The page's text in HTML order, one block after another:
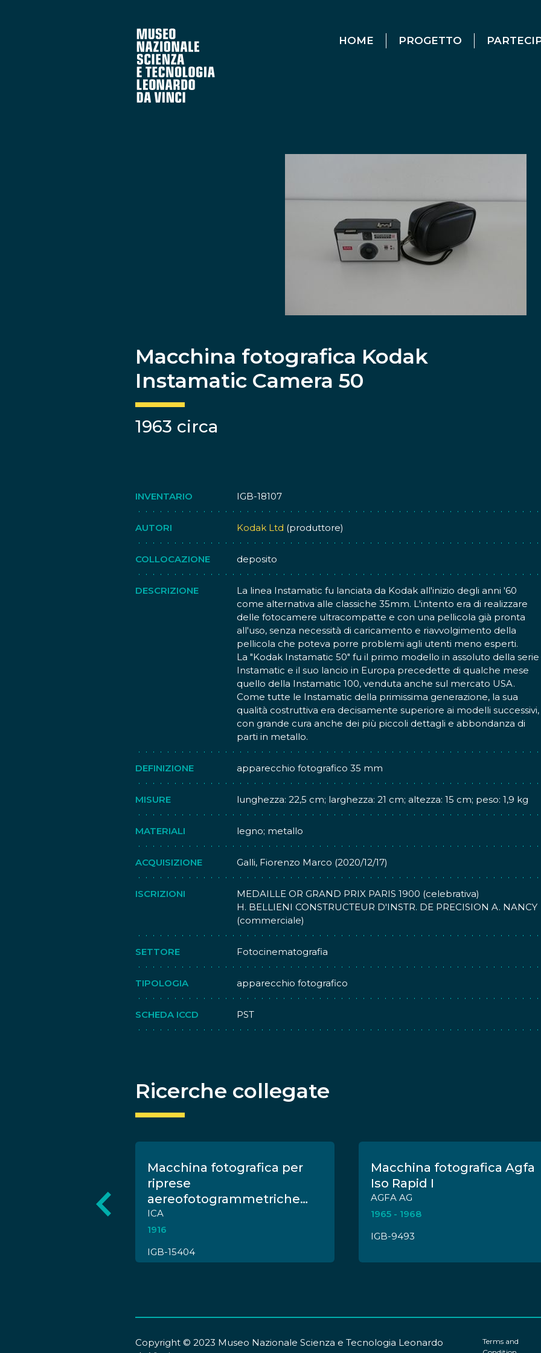
HOME PROGETTO
Macchina fotografica Kodak
Instamatic Camera 50
1963 circa
INVENTARIO IGB-18107
AUTORI Kodak Ltd (produttore)
COLLOCAZIONE deposito
DESCRIZIONE
La linea Instamatic fu lanciata da Kodak all'inizio degli anni '60
come alternativa alle classiche 35mm. L'intento era di realizzare
delle fotocamere ultracompatte e con una pellicola già pronta
all'uso, senza necessità di caricamento e riavvolgimento della
pellicola che poteva porre problemi agli utenti meno esperti.
La "Kodak Instamatic 50" fu il primo modello in assoluto della serie
Instamatic e il suo lancio in Europa precedette di qualche mese
quello della Instamatic 100, venduta anche sul mercato USA.
Come tutte le Instamatic della primissima generazione, la sua
qualità costruttiva era decisamente superiore ai modelli successivi,
con grande cura anche dei più piccoli dettagli e abbondanza di
parti in metallo.
DEFINIZIONE apparecchio fotografico 35 mm
MISURE lunghezza: 22,5 cm; larghezza: 21 cm; altezza: 15 cm; peso: 1,9 kg
MATERIALI legno; metallo
ACQUISIZIONE Galli, Fiorenzo Marco (2020/12/17)
ISCRIZIONI
MEDAILLE OR GRAND PRIX PARIS 1900 (celebrativa)
H. BELLIENI CONSTRUCTEUR D'INSTR. DE PRECISION A. NANCY
(commerciale)
SETTORE Fotocinematografia
TIPOLOGIA apparecchio fotografico
SCHEDA ICCD PST
Ricerche collegate
Macchina fotografica per
riprese
aereofotogrammetriche
ICA F.K.I. 605
ICA
1916
IGB-15404
Macchina fotografica Agfa
Iso Rapid I
AGFA AG
1965 - 1968
IGB-9493
Copyright © 2023 Museo Nazionale Scienza e Tecnologia Leonardo
Terms and